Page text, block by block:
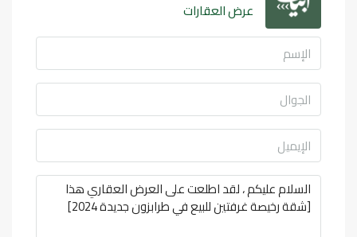
عرض العقارات